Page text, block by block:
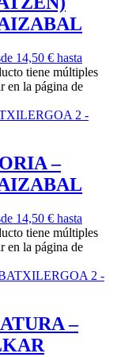
14,50 € hasta
tiene múltiples
en la página de
–
14,50 € hasta
tiene múltiples
en la página de
–